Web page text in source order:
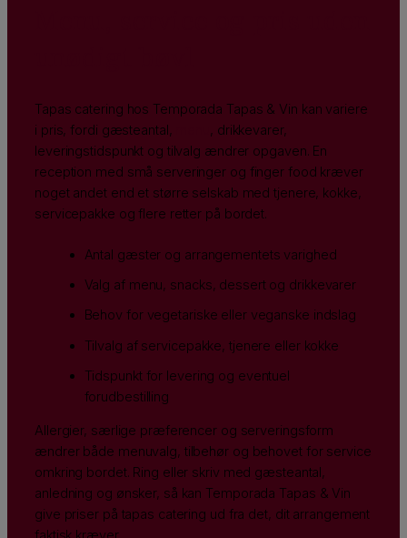
Tapas catering hos Temporada Tapas & Vin kan variere
i pris, fordi gæsteantal,
, drikkevarer,
leveringstidspunkt og tilvalg ændrer opgaven. En
reception med små serveringer og finger food kræver
noget andet end et større selskab med tjenere, kokke,
servicepakke og flere retter på bordet.
Antal gæster og arrangementets varighed
Valg af menu, snacks, dessert og drikkevarer
Behov for vegetariske eller veganske indslag
Tilvalg af servicepakke, tjenere eller kokke
Tidspunkt for levering og eventuel
forudbestilling
Allergier, særlige præferencer og serveringsform
ændrer både menuvalg, tilbehør og behovet for service
omkring bordet. Ring eller skriv med gæsteantal,
anledning og ønsker, så kan Temporada Tapas & Vin
give priser på tapas catering ud fra det, dit arrangement